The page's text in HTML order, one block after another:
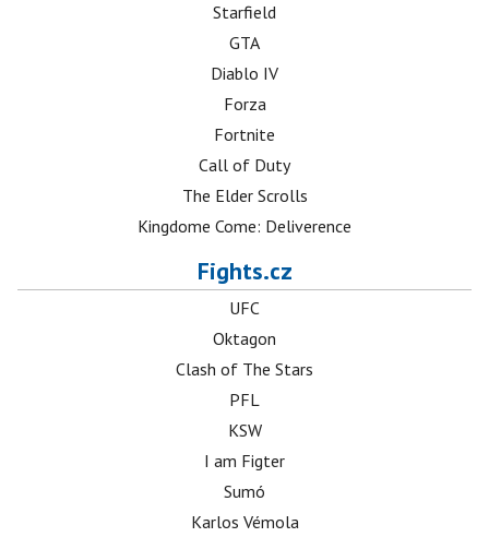
Starfield
GTA
Diablo IV
Forza
Fortnite
Call of Duty
The Elder Scrolls
Kingdome Come: Deliverence
Fights.cz
UFC
Oktagon
Clash of The Stars
PFL
KSW
I am Figter
Sumó
Karlos Vémola